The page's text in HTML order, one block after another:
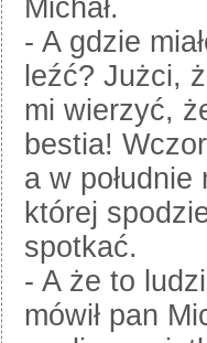
Michał.
- A gdzie
leźć? Jużci,
mi wierzyć,
bestia!
a w
której
spotkać.
- A że to
mówił pan